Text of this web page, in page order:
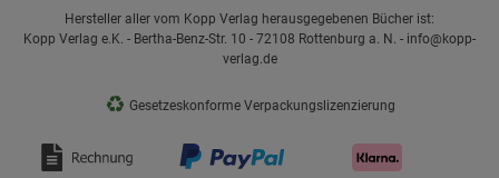
Hersteller aller vom Kopp Verlag herausgegebenen Bücher ist:
Kopp Verlag e.K. - Bertha-Benz-Str. 10 - 72108 Rottenburg a. N. - info@kopp-
verlag.de
♻ Gesetzeskonforme Verpackungslizenzierung
Datenschutzerklärung Impressum